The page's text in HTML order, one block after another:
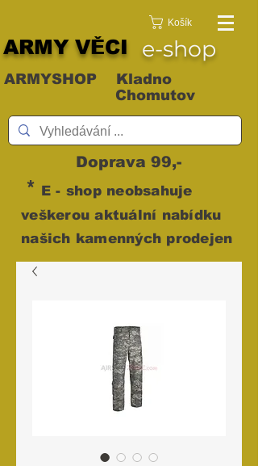
Košík
e-shop
ARMY VĚCI
ARMYSHOP Kladno
Chomutov
Doprava 99,-
* E - shop neobsahuje
veškerou aktuální nabídku
našich kamenných prodejen